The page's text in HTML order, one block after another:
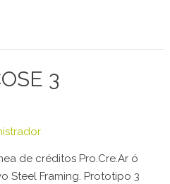
3
de créditos Pro.Cre.Ar ó
Steel Framing. Prototipo 3